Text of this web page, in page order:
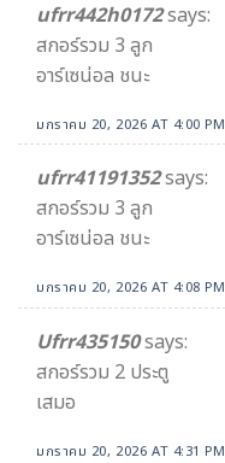
ufrr442h0172says:
สกอร์รวม 3 ลูก
อาร์เซน่อล ชนะ
มกราคม 20, 2026 AT 4:00 PM
ufrr41191352says:
สกอร์รวม 3 ลูก
อาร์เซน่อล ชนะ
มกราคม 20, 2026 AT 4:08 PM
Ufrr435150says:
สกอร์รวม 2 ประตู
เสมอ
มกราคม 20, 2026 AT 4:31 PM